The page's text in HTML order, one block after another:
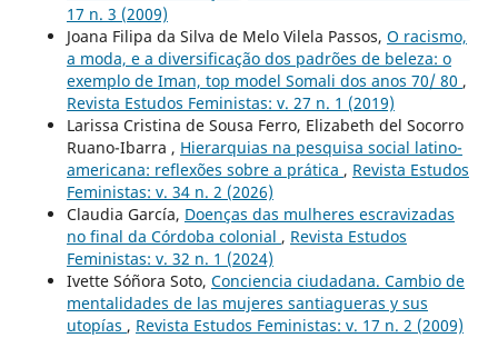
17 n. 3 (2009)
Joana Filipa da Silva de Melo Vilela Passos, O racismo,
a moda, e a diversificação dos padrões de beleza: o
exemplo de Iman, top model Somali dos anos 70/ 80 ,
Revista Estudos Feministas: v. 27 n. 1 (2019)
Larissa Cristina de Sousa Ferro, Elizabeth del Socorro
Ruano-Ibarra , Hierarquias na pesquisa social latino-
americana: reflexões sobre a prática , Revista Estudos
Feministas: v. 34 n. 2 (2026)
Claudia García, Doenças das mulheres escravizadas
no final da Córdoba colonial , Revista Estudos
Feministas: v. 32 n. 1 (2024)
Ivette Sóñora Soto, Conciencia ciudadana. Cambio de
mentalidades de las mujeres santiagueras y sus
utopías , Revista Estudos Feministas: v. 17 n. 2 (2009)